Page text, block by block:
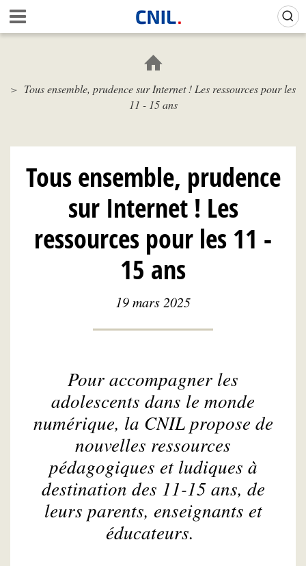
Aller
au
contenu
c
i
N
L
Tous ensemble, prudence sur Internet ! Les ressources pour les
11 - 15 ans
Tous ensemble, prudence
sur Internet ! Les
ressources pour les 11 -
15 ans
19 mars 2025
Pour accompagner les
adolescents dans le monde
numérique, la CNIL propose de
nouvelles ressources
pédagogiques et ludiques à
destination des 11-15 ans, de
leurs parents, enseignants et
éducateurs.
Gestion de vos préférences sur les cookies (témoins de connexion)